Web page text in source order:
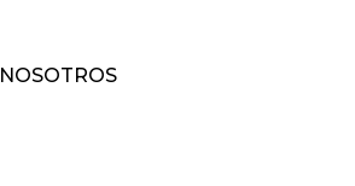
NOSOTROS